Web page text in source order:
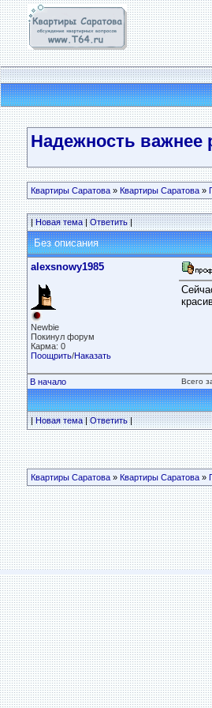
Надежность важнее
Квартиры Саратова » Квартиры Саратова »
|Новая тема|Ответить|
Без описания
alexsnowy1985
Newbie
Покинул форум
Карма: 0
Поощрить/Наказать
В начало Всего
|Новая тема|Ответить|
Квартиры Саратова » Квартиры Саратова »